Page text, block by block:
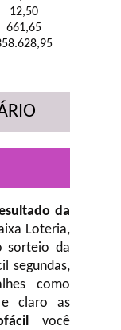
12,50
661,65
da
Loteria,
sorteio da
segundas,
como
e claro as
você